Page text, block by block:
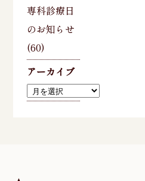
専科診療日
のお知らせ
(60)
アーカイブ
ア